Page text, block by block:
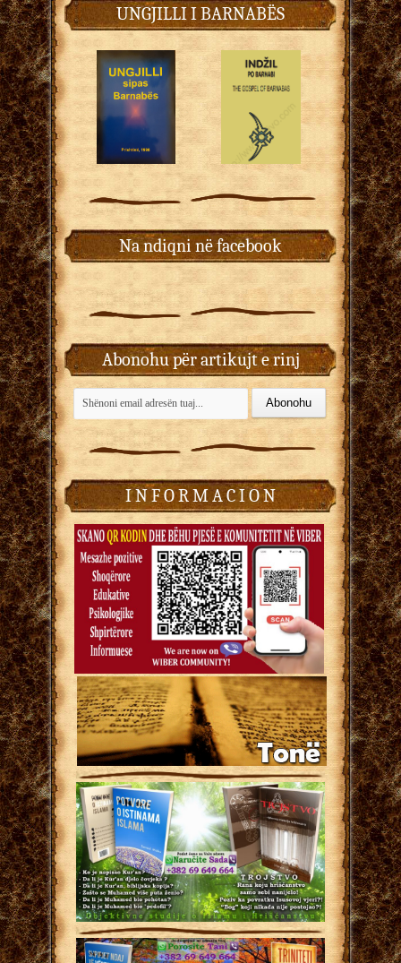
UNGJILLI I BARNABËS
Na ndiqni në facebook
Abonohu për artikujt e rinj
I N F O R M A C I O N